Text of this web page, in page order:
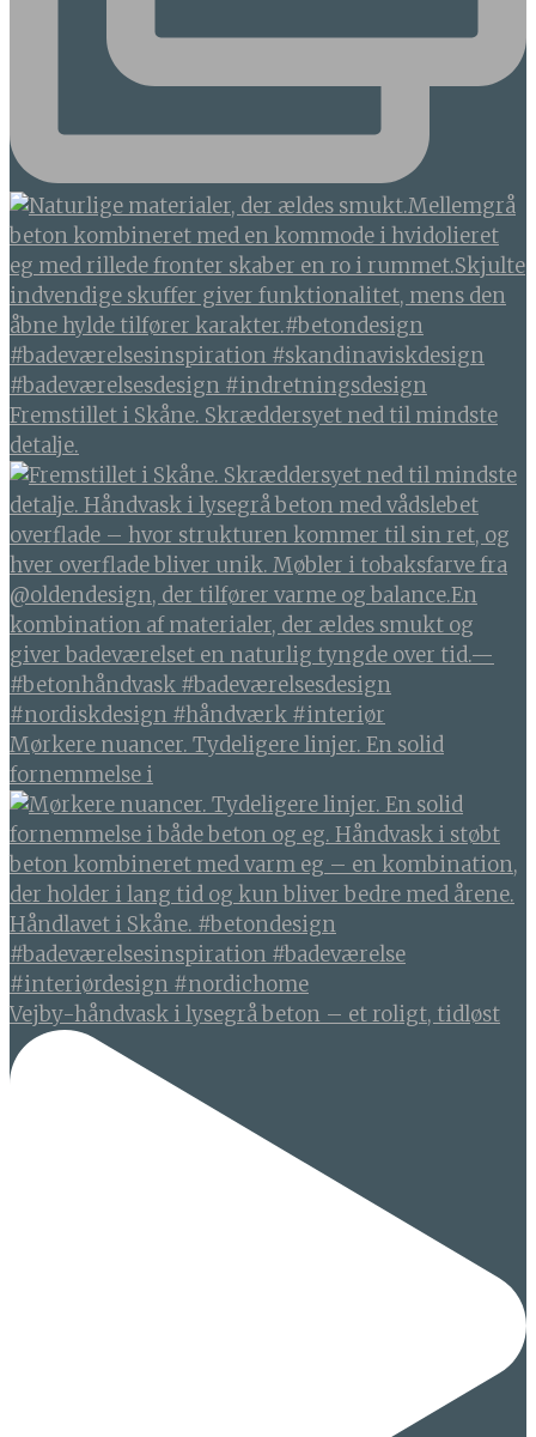
Fremstillet i Skåne. Skræddersyet ned til mindste
detalje.
Mørkere nuancer. Tydeligere linjer. En solid
fornemmelse i
Vejby-håndvask i lysegrå beton – et roligt, tidløst